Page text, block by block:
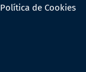
Política de Cookies